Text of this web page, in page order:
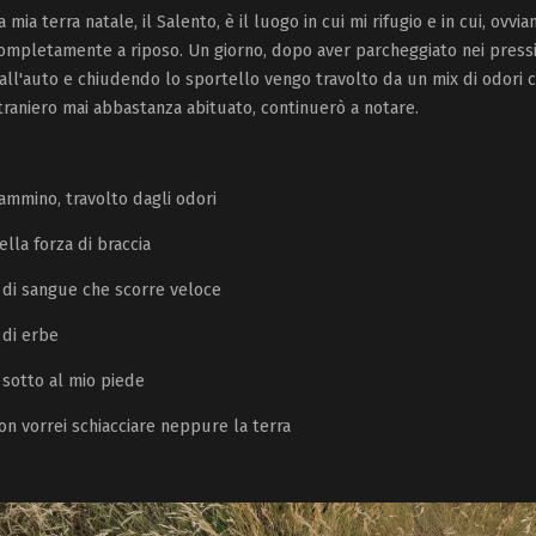
mia terra natale, il Salento, è il luogo in cui mi rifugio e in cui,
a riposo. Un giorno, dopo aver parcheggiato nei
e chiudendo lo sportello vengo travolto da un mix di odori
mai abbastanza abituato, continuerò a notare.
travolto dagli odori
forza di braccia
sangue che scorre veloce
erbe
al mio piede
vorrei schiacciare neppure la terra